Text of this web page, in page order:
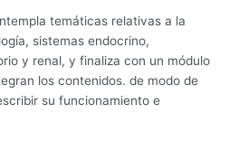
temáticas relativas a la
sistemas endocrino,
y renal, y finaliza con un módulo
los contenidos. de modo de
su funcionamiento e